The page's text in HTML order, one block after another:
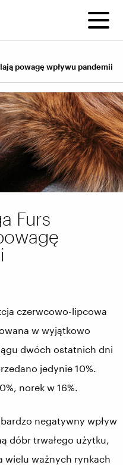
powagę wpływu pandemii
Furs
czerwcowo-lipcowa
w wyjątkowo
dwóch ostatnich dni
jedynie 10%.
norek w 16%.
negatywny wpływ
dóbr trwałego użytku,
wielu ważnych rynkach